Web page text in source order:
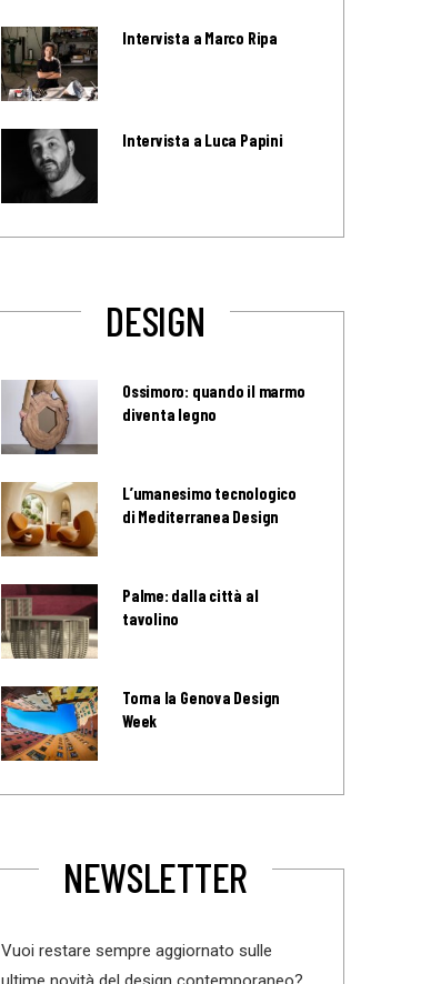
Intervista a Marco Ripa
Intervista a Luca Papini
DESIGN
Ossimoro: quando il marmo
diventa legno
L’umanesimo tecnologico
di Mediterranea Design
Palme: dalla città al
tavolino
Torna la Genova Design
Week
NEWSLETTER
Vuoi restare sempre aggiornato sulle